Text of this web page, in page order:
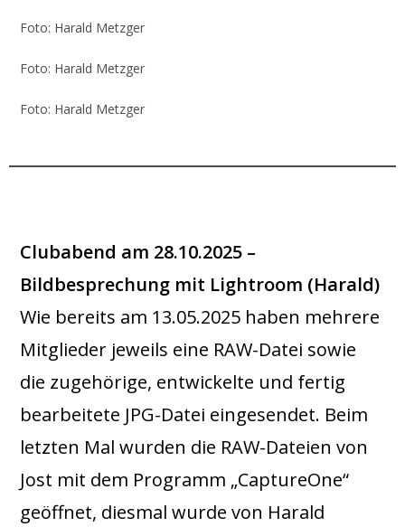
Foto: Harald Metzger
Foto: Harald Metzger
Foto: Harald Metzger
Clubabend am 28.10.2025 –
Bildbesprechung mit Lightroom (Harald)
Wie bereits am 13.05.2025 haben mehrere
Mitglieder jeweils eine RAW-Datei sowie
die zugehörige, entwickelte und fertig
bearbeitete JPG-Datei eingesendet. Beim
letzten Mal wurden die RAW-Dateien von
Jost mit dem Programm „CaptureOne“
geöffnet, diesmal wurde von Harald